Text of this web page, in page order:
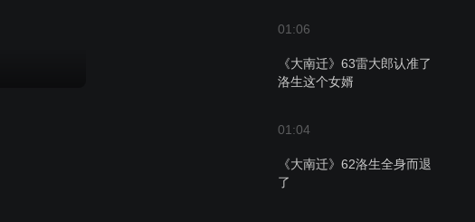
01:06
《大南迁》63雷大郎认准了
洛生这个女婿
01:04
《大南迁》62洛生全身而退
了